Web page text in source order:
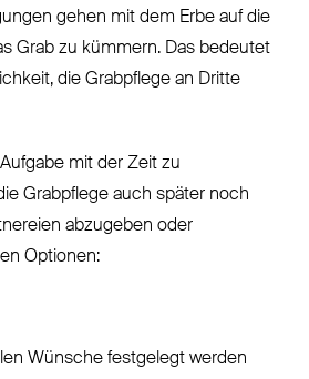
gehen mit dem Erbe auf die
Grab zu kümmern. Das bedeutet
die Grabpflege an Dritte
mit der Zeit zu
Grabpflege auch später noch
abzugeben oder
Optionen:
Wünsche festgelegt werden